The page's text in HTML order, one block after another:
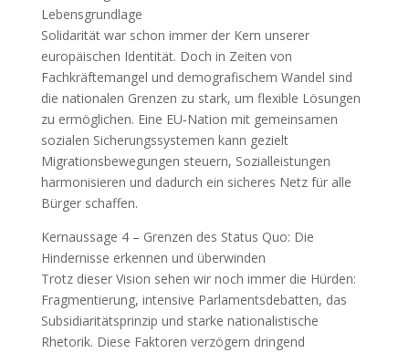
Lebensgrundlage
Solidarität war schon immer der Kern unserer
europäischen Identität. Doch in Zeiten von
Fachkräftemangel und demografischem Wandel sind
die nationalen Grenzen zu stark, um flexible Lösungen
zu ermöglichen. Eine EU‑Nation mit gemeinsamen
sozialen Sicherungssystemen kann gezielt
Migrationsbewegungen steuern, Sozialleistungen
harmonisieren und dadurch ein sicheres Netz für alle
Bürger schaffen.
Kernaussage 4 – Grenzen des Status Quo: Die
Hindernisse erkennen und überwinden
Trotz dieser Vision sehen wir noch immer die Hürden:
Fragmentierung, intensive Parlamentsdebatten, das
Subsidiaritätsprinzip und starke nationalistische
Rhetorik. Diese Faktoren verzögern dringend